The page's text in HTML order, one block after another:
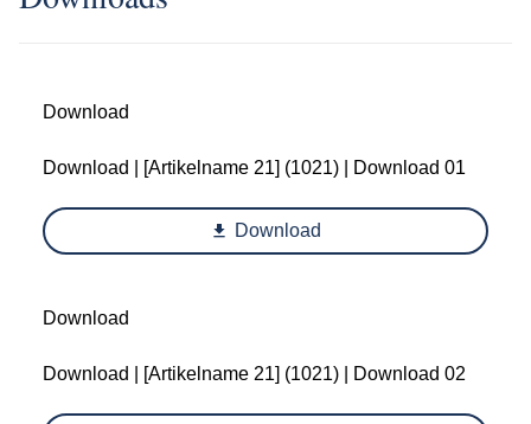
Download
Download | [Artikelname 21] (1021) | Download 01
Download
Download
Download | [Artikelname 21] (1021) | Download 02